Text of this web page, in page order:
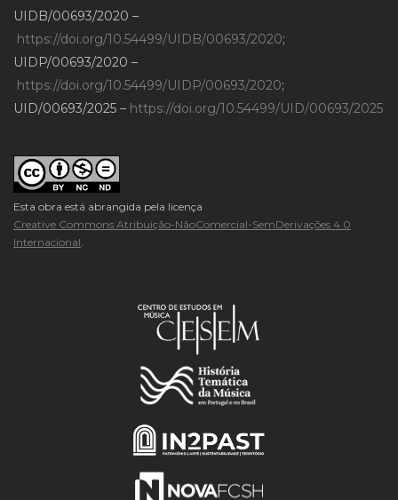
UIDB/00693/2020 –
https://doi.org/10.54499/UIDB/00693/2020;
UIDP/00693/2020 –
https://doi.org/10.54499/UIDP/00693/2020;
UID/00693/2025 – https://doi.org/10.54499/UID/00693/2025
Esta obra está abrangida pela licença
Creative Commons Atribuição-NãoComercial-SemDerivações 4.0
Internacional.